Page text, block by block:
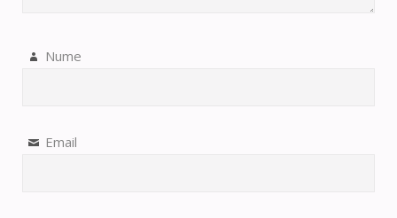
Nume
Email